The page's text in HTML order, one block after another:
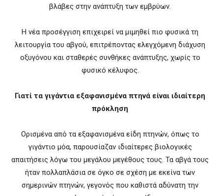
βλάβες στην ανάπτυξη των εμβρύων.
Η νέα προσέγγιση επιχειρεί να μιμηθεί πιο φυσικά τη
λειτουργία του αβγού, επιτρέποντας ελεγχόμενη διάχυση
οξυγόνου και σταθερές συνθήκες ανάπτυξης, χωρίς το
φυσικό κέλυφος.
Γιατί τα γιγάντια εξαφανισμένα πτηνά είναι ιδιαίτερη
πρόκληση
Ορισμένα από τα εξαφανισμένα είδη πτηνών, όπως το
γιγάντιο μόα, παρουσίαζαν ιδιαίτερες βιολογικές
απαιτήσεις λόγω του μεγάλου μεγέθους τους. Τα αβγά τους
ήταν πολλαπλάσια σε όγκο σε σχέση με εκείνα των
σημερινών πτηνών, γεγονός που καθιστά αδύνατη την